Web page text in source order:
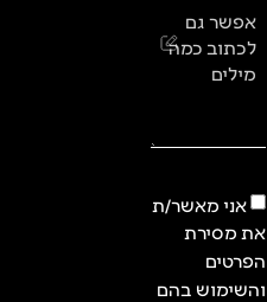
אפשר גם
לכתוב כמה
מילים
אני מאשר/ת
את מסירת
הפרטים
והשימוש בהם